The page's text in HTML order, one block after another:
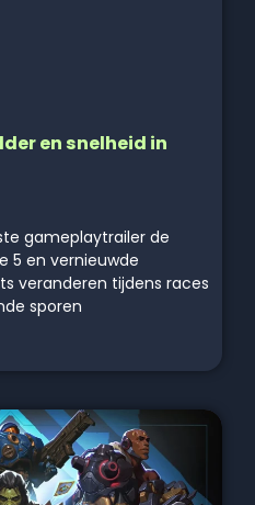
en snelheid in
gameplaytrailer de
5 en vernieuwde
veranderen tijdens races
sporen